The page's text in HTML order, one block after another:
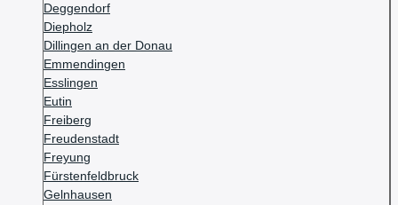
Deggendorf
Diepholz
Dillingen an der Donau
Emmendingen
Esslingen
Eutin
Freiberg
Freudenstadt
Freyung
Fürstenfeldbruck
Gelnhausen